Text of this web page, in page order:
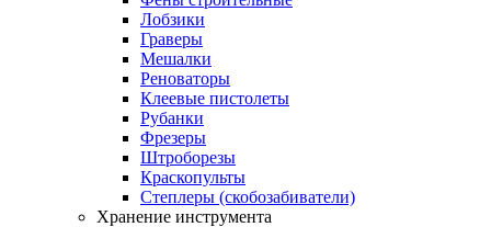
Лобзики
Граверы
Мешалки
Реноваторы
Клеевые пистолеты
Рубанки
Фрезеры
Штроборезы
Краскопульты
Степлеры (скобозабиватели)
Хранение инструмента